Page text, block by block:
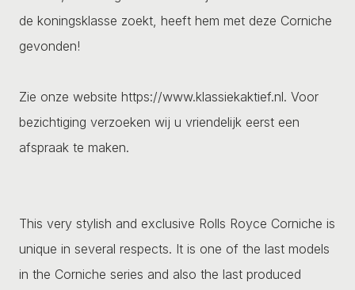
de koningsklasse zoekt, heeft hem met deze Corniche
gevonden!
Zie onze website https://www.klassiekaktief.nl. Voor
bezichtiging verzoeken wij u vriendelijk eerst een
afspraak te maken.
This very stylish and exclusive Rolls Royce Corniche is
unique in several respects. It is one of the last models
in the Corniche series and also the last produced